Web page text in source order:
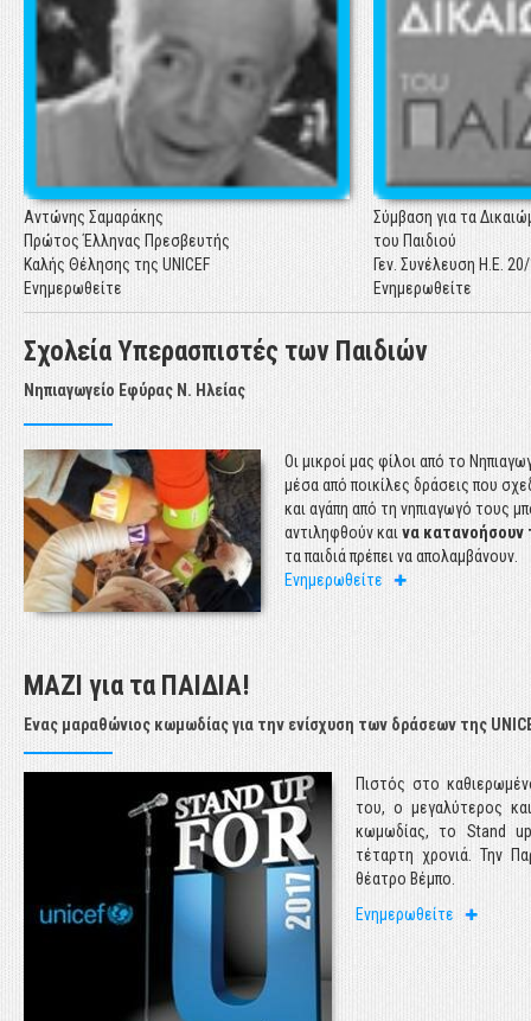
Αντώνης Σαμαράκης
Πρώτος Έλληνας Πρεσβευτής
Καλής Θέλησης της UNICEF
Ενημερωθείτε
Σύμβαση για τα
του Παιδιού
Γεν. Συνέλευση Η.Ε.
Ενημερωθείτε
Σχολεία Υπερασπιστές των Παιδιών
Νηπιαγωγείο Εφύρας Ν. Ηλείας
Οι μικροί μας φίλοι από το
μέσα από ποικίλες δράσεις που
και αγάπη από τη νηπιαγωγό τους
αντιληφθούν καινα κατανοήσουν
τα παιδιά πρέπει να απολαμβάνουν.
Ενημερωθείτε
Η ετήσια Έκθεση "Η
Ελλάδα 2017 – Τα
της UNICEF από
παρουσιάζει τα
στοιχεία για την
σήμερα.
Ενημερωθείτε
ΕΚΘΕΣΗ UNICEF: "Η ΚΑΤΑΣΤΑΣΗ ΤΩΝ ΠΑΙΔΙΩΝ ΣΤΗΝ ΕΛΛΑΔΑ 2017"
Ελλάδα 2017 – Τα
της UNICEF από
παρουσιάζει τα
στοιχεία για την
σήμερα.
Ενημερωθείτε
ΜΑΖΙ για τα ΠΑΙΔΙΑ!
Ένας μαραθώνιος κωμωδίας για την ενίσχυση των δράσεων της
Πιστός στο
του, ο μεγαλύτερος
κωμωδίας, το Stand
τέταρτη χρονιά. Την
θέατρο Βέμπο.
Ενημερωθείτε